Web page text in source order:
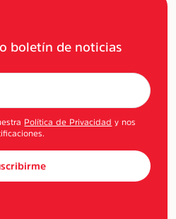
boletín de noticias
Política de Privacidad y nos